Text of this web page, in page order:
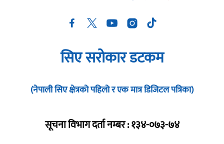
सिए सरोकार डटकम
(नेपाली सिए क्षेत्रको पहिलो र एक मात्र डिजिटल पत्रिका)
सूचना विभाग दर्ता नम्बर : १३४-०७३-७४